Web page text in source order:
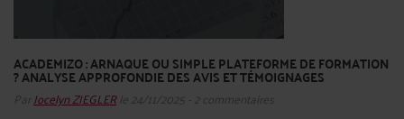
ACADEMIZO : ARNAQUE OU SIMPLE PLATEFORME DE FORMATION
? ANALYSE APPROFONDIE DES AVIS ET TÉMOIGNAGES
Par Jocelyn ZIEGLERle 24/11/2025 - 2 commentaires